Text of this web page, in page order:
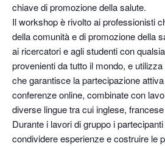
chiave di promozione della salute.
Il workshop è rivolto ai professionisti
della comunità e di promozione della
ai ricercatori e agli studenti con
provenienti da tutto il mondo, e
che garantisce la partecipazione
conferenze online, combinate con
diverse lingue tra cui inglese,
Durante i lavori di gruppo i
condividere esperienze e costruire le